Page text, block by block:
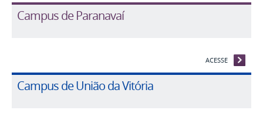
Campus de Paranavaí
ACESSE
Campus de União da Vitória